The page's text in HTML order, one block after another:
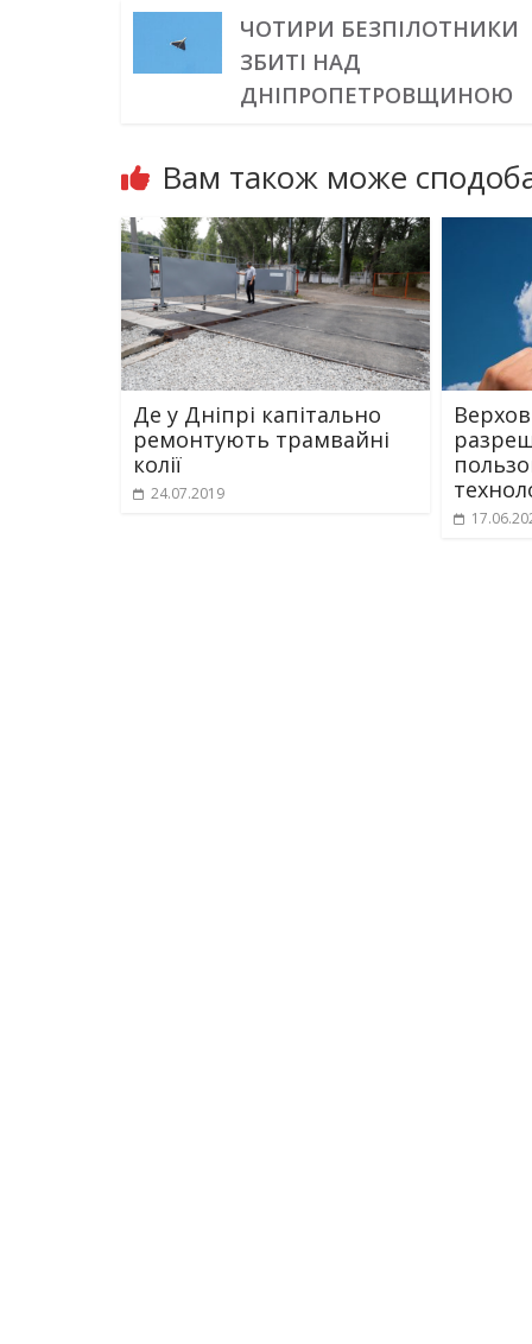
ЧОТИРИ БЕЗПІЛОТНИКИ
ЗБИТІ НАД
ДНІПРОПЕТРОВЩИНОЮ
Вам також може
Де у Дніпрі капітально
ремонтують трамвайні
колії
24.07.2019